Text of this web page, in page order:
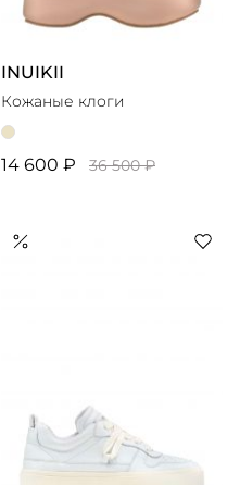
INUIKII
Кожаные клоги
14 600 ₽ 36 500 ₽